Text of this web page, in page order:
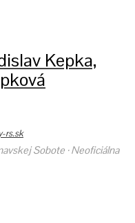
Kepka,
rs.sk
Sobote · Neoficiálna